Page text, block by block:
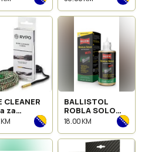
CLEANER
za
oruzja
BALLISTOL
ROBLA SOLO
MIL ZA
CISCENJE CIJEVI
65ml
18.00 KM